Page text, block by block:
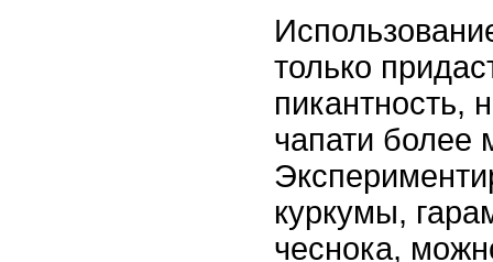
только
пикантность,
чапати более
куркумы,
чеснока,